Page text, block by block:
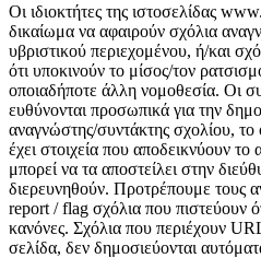
Οι ιδιοκτήτες της ιστοσελίδας
δικαίωμα να αφαιρούν σχόλια
υβριστικού περιεχομένου, ή/και
ότι υποκινούν το μίσος/τον
οποιαδήποτε άλλη νομοθεσία. Οι
ευθύνονται προσωπικά για την
αναγνώστης/συντάκτης σχολίου, το
έχει στοιχεία που αποδεικνύουν
μπορεί να τα αποστείλει στην
διερευνηθούν. Προτρέπουμε τους
report / flag σχόλια που πιστεύουν
κανόνες. Σχόλια που περιέχουν
σελίδα, δεν δημοσιεύονται